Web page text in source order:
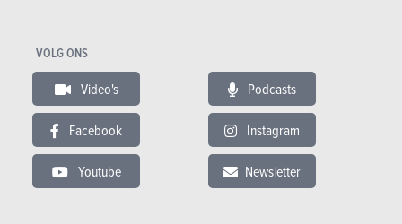
VOLG ONS
Video's Podcasts
Facebook Instagram
Youtube Newsletter
oplevert. De gemotoriseerde kofferklep is
standaard op deze Q7, net als de
parkeersensoren achteraan.
Connectiviteit